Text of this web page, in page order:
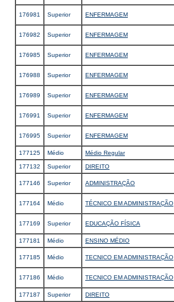
176981 Superior ENFERMAGEM
176982 Superior ENFERMAGEM
176985 Superior ENFERMAGEM
176988 Superior ENFERMAGEM
176989 Superior ENFERMAGEM
176991 Superior ENFERMAGEM
176995 Superior ENFERMAGEM
177125 Médio Médio Regular
177132 Superior DIREITO
177146 Superior ADMINISTRAÇÃO
177164 Médio TÉCNICO EM ADMINISTRAÇÃO
177169 Superior EDUCAÇÃO FÍSICA
177181 Médio ENSINO MÉDIO
177185 Médio TECNICO EM ADMINISTRAÇÃO
177186 Médio TECNICO EM ADMINISTRAÇÃO
177187 Superior DIREITO